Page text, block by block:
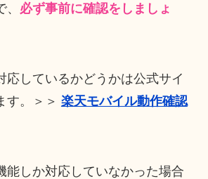
必ず事前に確認をしましょ
応しているかどうかは公式サイ
す。＞＞ 楽天モバイル動作確認
能しか対応していなかった場合